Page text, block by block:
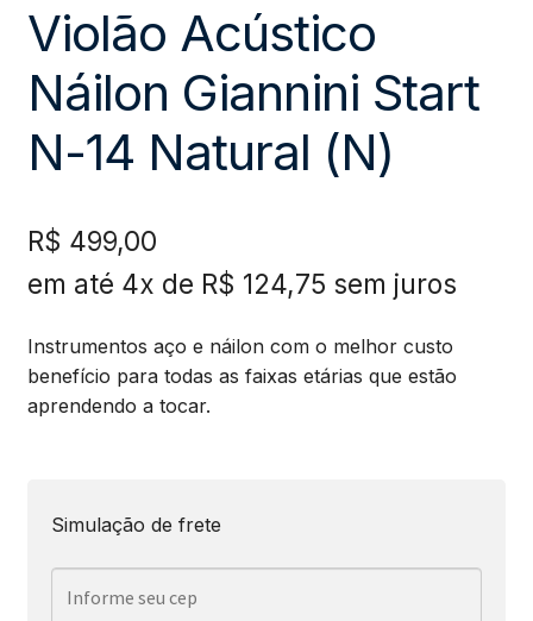
Violão Acústico
Náilon Giannini Start
N-14 Natural (N)
R$ 499,00
em até 4x de R$ 124,75 sem juros
Instrumentos aço e náilon com o melhor custo
benefício para todas as faixas etárias que estão
aprendendo a tocar.
Simulação de frete